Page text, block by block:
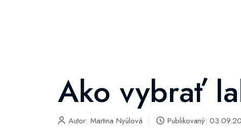
Ako vybrať
Autor: Martina Nyúlová Publikovaný: